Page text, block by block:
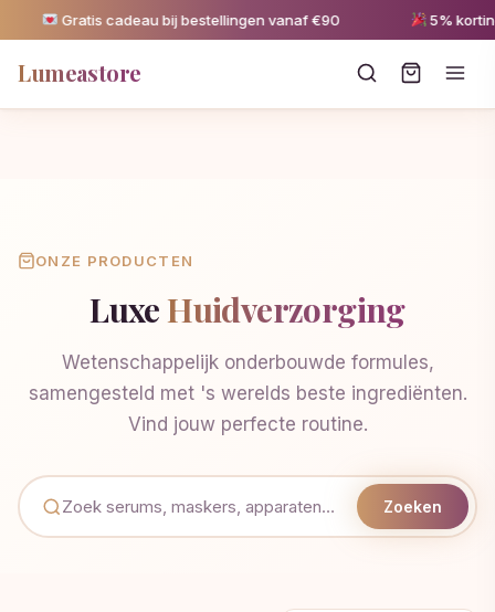
Gratis cadeau bij bestellingen vanaf €90 5% korting
Lumeastore
ONZE PRODUCTEN
LuxeHuidverzorging
Wetenschappelijk onderbouwde formules,
samengesteld met 's werelds beste ingrediënten.
Vind jouw perfecte routine.
Zoeken